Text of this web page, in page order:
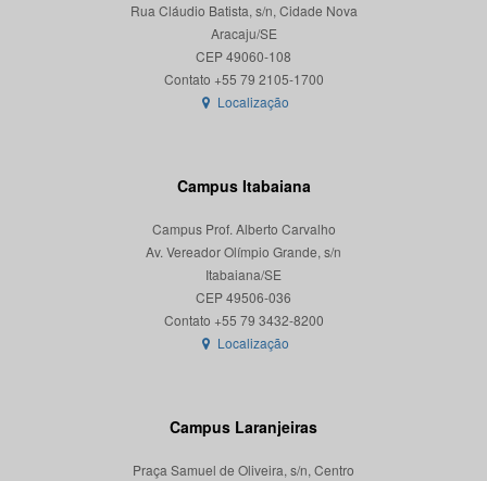
Rua Cláudio Batista, s/n, Cidade Nova
Aracaju/SE
CEP 49060-108
Localização
Campus Itabaiana
Campus Prof. Alberto Carvalho
Av. Vereador Olímpio Grande, s/n
Itabaiana/SE
CEP 49506-036
Localização
Campus Laranjeiras
Praça Samuel de Oliveira, s/n, Centro